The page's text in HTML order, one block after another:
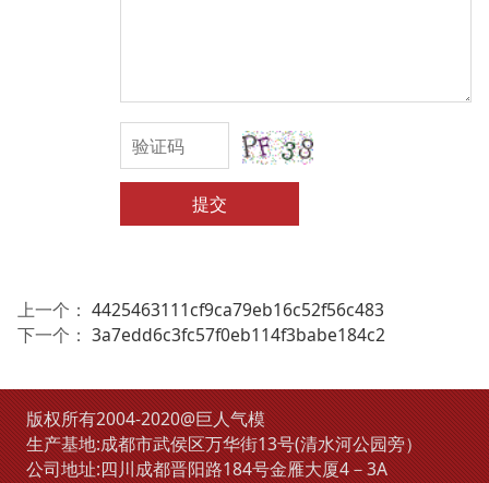
提交
上一个： 4425463111cf9ca79eb16c52f56c483
下一个： 3a7edd6c3fc57f0eb114f3babe184c2
版权所有2004-2020@巨人气模
生产基地:成都市武侯区万华街13号(清水河公园旁）
公司地址:四川成都晋阳路184号金雁大厦4－3A